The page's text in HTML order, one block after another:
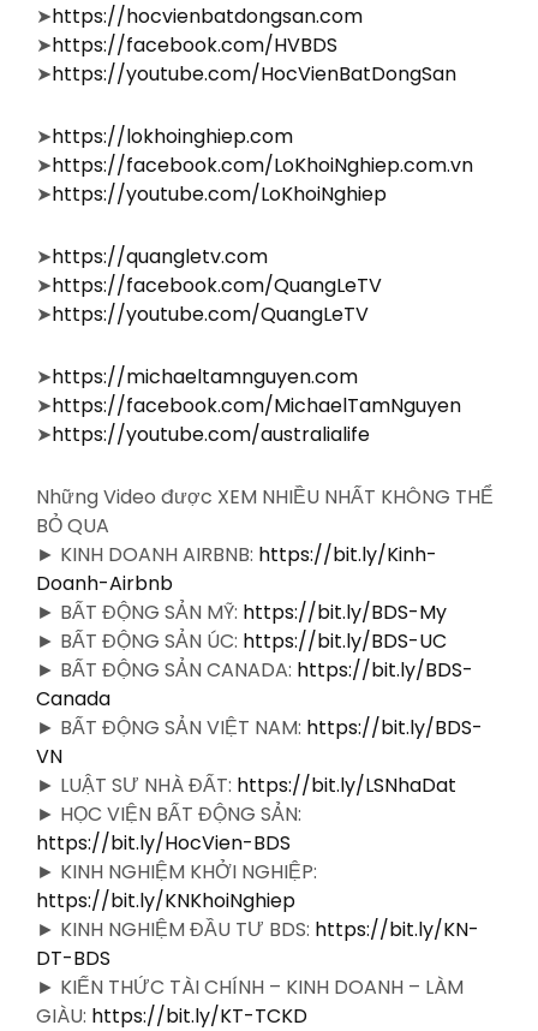
➤https://hocvienbatdongsan.com
➤https://facebook.com/HVBDS
➤https://youtube.com/HocVienBatDongSan
➤https://lokhoinghiep.com
➤https://facebook.com/LoKhoiNghiep.com.vn
➤https://youtube.com/LoKhoiNghiep
➤https://quangletv.com
➤https://facebook.com/QuangLeTV
➤https://youtube.com/QuangLeTV
➤https://michaeltamnguyen.com
➤https://facebook.com/MichaelTamNguyen
➤https://youtube.com/australialife
Những Video được XEM NHIỀU NHẤT KHÔNG THỂ
BỎ QUA
► KINH DOANH AIRBNB: https://bit.ly/Kinh-
Doanh-Airbnb
► BẤT ĐỘNG SẢN MỸ: https://bit.ly/BDS-My
► BẤT ĐỘNG SẢN ÚC: https://bit.ly/BDS-UC
► BẤT ĐỘNG SẢN CANADA: https://bit.ly/BDS-
Canada
► BẤT ĐỘNG SẢN VIỆT NAM: https://bit.ly/BDS-
VN
► LUẬT SƯ NHÀ ĐẤT: https://bit.ly/LSNhaDat
► HỌC VIỆN BẤT ĐỘNG SẢN:
https://bit.ly/HocVien-BDS
► KINH NGHIỆM KHỞI NGHIỆP:
https://bit.ly/KNKhoiNghiep
► KINH NGHIỆM ĐẦU TƯ BDS: https://bit.ly/KN-
DT-BDS
► KIẾN THỨC TÀI CHÍNH – KINH DOANH – LÀM
GIÀU: https://bit.ly/KT-TCKD